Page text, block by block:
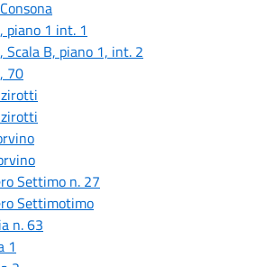
piano 1 int. 1
Scala B, piano 1, int. 2
70
Settimo n. 27
Settimotimo
n. 63
1